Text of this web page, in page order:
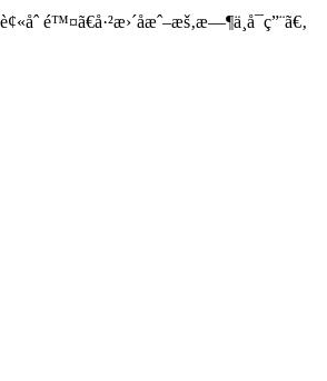
é™¤ã€å·²æ›´åæˆ–æš‚æ—¶ä¸å¯ç”¨ã€‚